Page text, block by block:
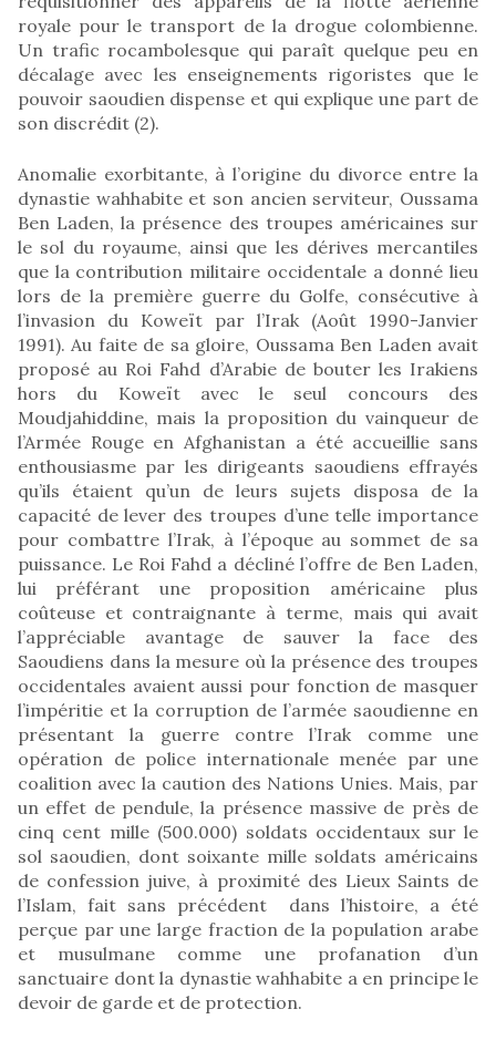
royale pour le transport de la drogue colombienne.
Un trafic rocambolesque qui paraît quelque peu en
décalage avec les enseignements rigoristes que le
pouvoir saoudien dispense et qui explique une part de
son discrédit (2).
Anomalie exorbitante, à l’origine du divorce entre la
dynastie wahhabite et son ancien serviteur, Oussama
Ben Laden, la présence des troupes américaines sur
le sol du royaume, ainsi que les dérives mercantiles
que la contribution militaire occidentale a donné lieu
lors de la première guerre du Golfe, consécutive à
l’invasion du Koweït par l’Irak (Août 1990-Janvier
1991). Au faite de sa gloire, Oussama Ben Laden avait
proposé au Roi Fahd d’Arabie de bouter les Irakiens
hors du Koweït avec le seul concours des
Moudjahiddine, mais la proposition du vainqueur de
l’Armée Rouge en Afghanistan a été accueillie sans
enthousiasme par les dirigeants saoudiens effrayés
qu’ils étaient qu’un de leurs sujets disposa de la
capacité de lever des troupes d’une telle importance
pour combattre l’Irak, à l’époque au sommet de sa
puissance. Le Roi Fahd a décliné l’offre de Ben Laden,
lui préférant une proposition américaine plus
coûteuse et contraignante à terme, mais qui avait
l’appréciable avantage de sauver la face des
Saoudiens dans la mesure où la présence des troupes
occidentales avaient aussi pour fonction de masquer
l’impéritie et la corruption de l’armée saoudienne en
présentant la guerre contre l’Irak comme une
opération de police internationale menée par une
coalition avec la caution des Nations Unies. Mais, par
un effet de pendule, la présence massive de près de
cinq cent mille (500.000) soldats occidentaux sur le
sol saoudien, dont soixante mille soldats américains
de confession juive, à proximité des Lieux Saints de
l’Islam, fait sans précédent dans l’histoire, a été
perçue par une large fraction de la population arabe
et musulmane comme une profanation d’un
sanctuaire dont la dynastie wahhabite a en principe le
devoir de garde et de protection.